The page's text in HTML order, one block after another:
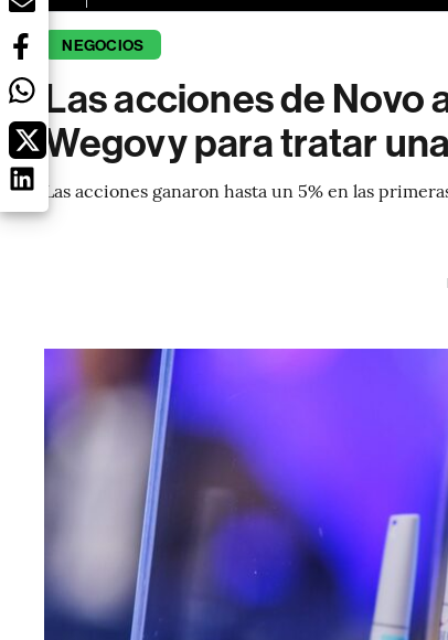
NEGOCIOS
Las acciones de Novo
Wegovy para tratar
Las acciones ganaron hasta un 5% en las